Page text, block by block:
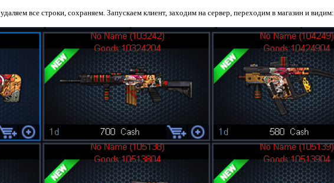
удаляем все строки, сохраняем. Запускаем клиент, заходим на сервер, переходим в магазин и видим: